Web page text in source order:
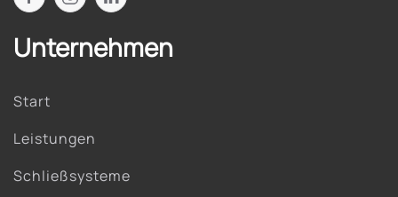
Unternehmen
Start
Leistungen
Schließsysteme